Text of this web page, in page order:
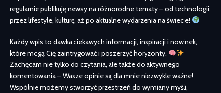
regularnie publikuję newsy na różnorodne tematy – od technologii,
przez lifestyle, kulturę, aż po aktualne wydarzenia na świecie!
Każdy wpis to dawka ciekawych informacji, inspiracji i nowinek,
które mogą Cię zaintrygować i poszerzyć horyzonty.
Zachęcam nie tylko do czytania, ale także do aktywnego
komentowania – Wasze opinie są dla mnie niezwykle ważne!
Wspólnie możemy stworzyć przestrzeń do wymiany myśli,